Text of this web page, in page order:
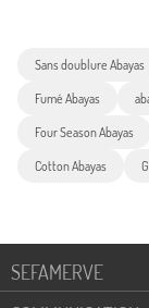
Sans doublure Abayas
Fumé Abayas
Four Season Abayas
Cotton Abayas
SEFAMERVE